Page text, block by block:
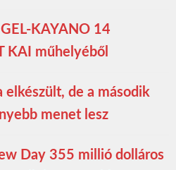
KAYANO 14
KAI műhelyéből
de a második
menet lesz
Day 355 millió dolláros